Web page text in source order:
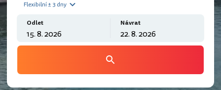
Flexibilní ± 3 dny
Odlet Návrat